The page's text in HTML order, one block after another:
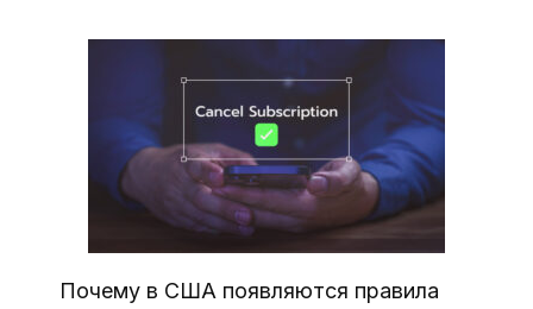
Почему в США появляются правила